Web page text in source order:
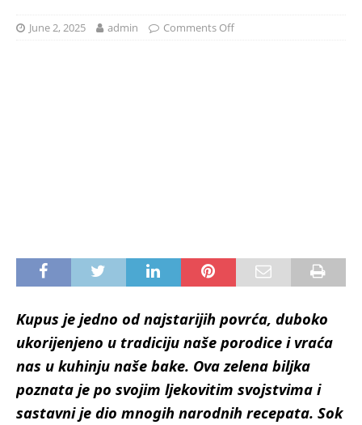
June 2, 2025 admin Comments Off
Kupus je jedno od najstarijih povrća, duboko
ukorijenjeno u tradiciju naše porodice i vraća
nas u kuhinju naše bake. Ova zelena biljka
poznata je po svojim ljekovitim svojstvima i
sastavni je dio mnogih narodnih recepata. Sok